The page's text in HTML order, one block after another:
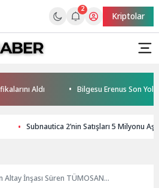
2
Kriptolar
Aldı Bilgesu Erenus Son
Subnautica 2’nin Satışları 5 Milyonu
Altay İnşası Süren TÜMOSAN